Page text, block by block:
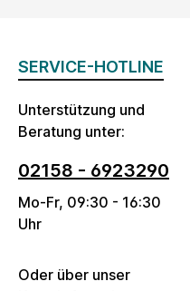
SERVICE-HOTLINE
Unterstützung und
Beratung unter:
02158 - 6923290
Mo-Fr, 09:30 - 16:30
Uhr
Oder über unser